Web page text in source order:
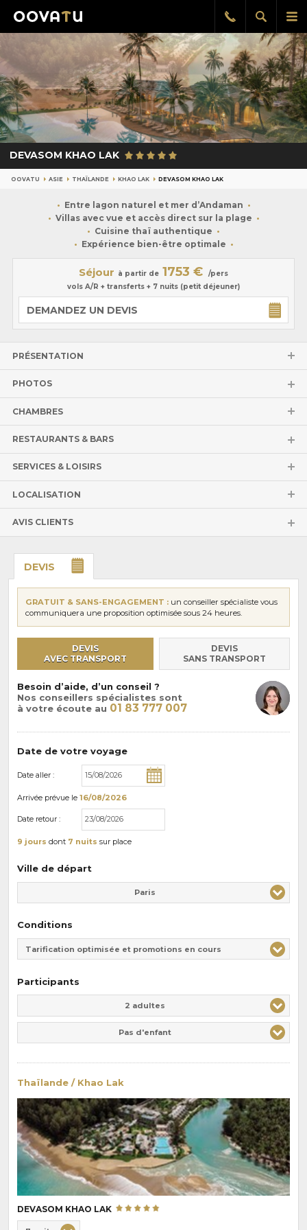
le
Afficher
la
Rappel
gratuit
DEVASOM KHAO LAK
OOVATU ASIE THAÏLANDE KHAO LAK DEVASOM KHAO LAK
Entre lagon naturel et mer d’Andaman
Villas avec vue et accès direct sur la plage
Cuisine thaï authentique
Expérience bien-être optimale
Séjour à partir de 1753 €
/pers
vols A/R + transferts + 7 nuits (petit déjeuner)
DEMANDEZ UN DEVIS
PRÉSENTATION
PHOTOS
CHAMBRES
RESTAURANTS & BARS
SERVICES & LOISIRS
LOCALISATION
AVIS CLIENTS
DEVIS
GRATUIT & SANS-ENGAGEMENT : un conseiller spécialiste vous
communiquera une proposition optimisée sous 24 heures.
DEVIS
AVEC TRANSPORT
DEVIS
SANS TRANSPORT
Besoin d’aide, d’un conseil ?
Nos conseillers spécialistes sont
à votre écoute au 01 83 777 007
Date de votre voyage
Date aller :
Arrivée prévue le 16/08/2026
Date retour :
9 jours dont 7 nuits sur place
Ville de départ
Paris
Conditions
Tarification optimisée et promotions en cours
Participants
2 adultes
Pas d'enfant
Thaïlande / Khao Lak
DEVASOM KHAO LAK